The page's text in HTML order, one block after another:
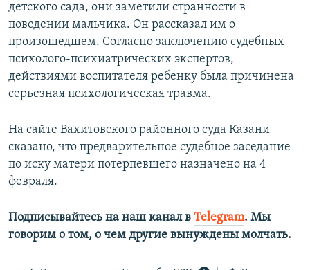
детского сада, они заметили странности в
поведении мальчика. Он рассказал им о
произошедшем. Согласно заключению судебных
психолого-психиатрических экспертов,
действиями воспитателя ребенку была причинена
серьезная психологическая травма.
На сайте Вахитовского районного суда Казани
сказано, что предварительное судебное заседание
по иску матери потерпевшего назначено на 4
февраля.
Подписывайтесь на наш канал в Telegram. Мы
говорим о том, о чем другие вынуждены молчать.